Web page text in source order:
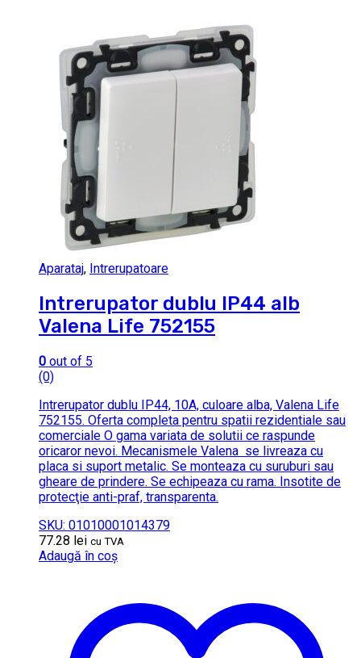
Aparataj, Intrerupatoare
Intrerupator dublu IP44 alb
Valena Life 752155
0 out of 5
(0)
Intrerupator dublu IP44, 10A, culoare alba, Valena Life
752155. Oferta completa pentru spatii rezidentiale sau
comerciale O gama variata de solutii ce raspunde
oricaror nevoi. Mecanismele Valena se livreaza cu
placa si suport metalic. Se monteaza cu suruburi sau
gheare de prindere. Se echipeaza cu rama. Insotite de
protecţie anti-praf, transparenta.
SKU: 01010001014379
77.28 lei cu TVA
Adaugă în coș